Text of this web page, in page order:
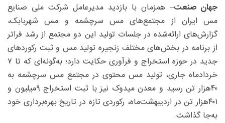
جهان صنعت– همزمان با بازدید مدیرعامل شرکت ملی صنایع
مس ایران از مجتمع‌های مس سرچشمه و مس شهربابک،
گزارش‌های ارائه‌شده در جلسات تولید این دو مجتمع از رشد فراتر
از برنامه در بخش‌های مختلف زنجیره تولید مس و ثبت رکوردهای
جدید در حوزه استخراج و فرآوری حکایت دارد؛ به‌گونه‌ای که تا ۷
خردادماه جاری، تولید مس محتوی در مجتمع مس سرچشمه به
۴۰هزار تن رسید و معدن میدوک نیز با ثبت استخراج ۹میلیون و
۴۰۱هزار تن در اردیبهشت‌ماه، رکوردی تازه در تاریخ بهره‌برداری خود
به‌جا گذاشت.